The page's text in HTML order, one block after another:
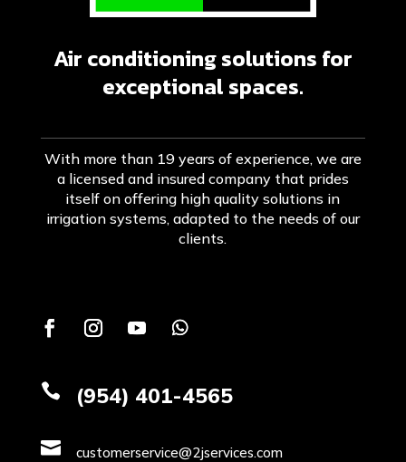
Air conditioning solutions for
exceptional spaces.
With more than 19 years of experience, we are
a licensed and insured company that prides
itself on offering high quality solutions in
irrigation systems, adapted to the needs of our
clients.
 (954) 401-4565
 customerservice@2jservices.com